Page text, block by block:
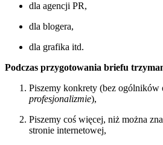
dla agencji PR,
dla blogera,
dla grafika itd.
Podczas przygotowania briefu
Piszemy konkrety (bez ogólników
profesjonalizmie),
Piszemy coś więcej, niż można
stronie internetowej,